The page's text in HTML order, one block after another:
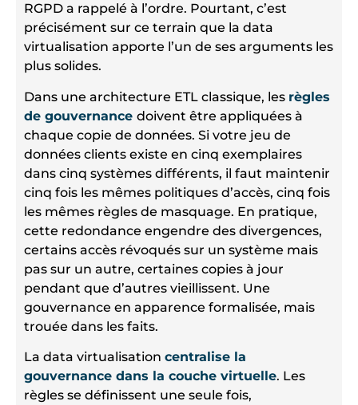
RGPD a rappelé à l’ordre. Pourtant, c’est
précisément sur ce terrain que la data
virtualisation apporte l’un de ses arguments les
plus solides.
Dans une architecture ETL classique, les règles
de gouvernance doivent être appliquées à
chaque copie de données. Si votre jeu de
données clients existe en cinq exemplaires
dans cinq systèmes différents, il faut maintenir
cinq fois les mêmes politiques d’accès, cinq fois
les mêmes règles de masquage. En pratique,
cette redondance engendre des divergences,
certains accès révoqués sur un système mais
pas sur un autre, certaines copies à jour
pendant que d’autres vieillissent. Une
gouvernance en apparence formalisée, mais
trouée dans les faits.
La data virtualisation centralise la
gouvernance dans la couche virtuelle. Les
règles se définissent une seule fois,